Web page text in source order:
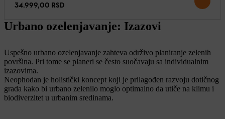
34.999,00 RSD
Urbano ozelenjavanje: Izazovi
Uspešno urbano ozelenjavanje zahteva održivo planiranje zelenih
površina. Pri tome se planeri se često suočavaju sa individualnim
izazovima.
Neophodan je holistički koncept koji je prilagođen razvoju dotičnog
grada kako bi urbano zelenilo moglo optimalno da utiče na klimu i
biodiverzitet u urbanim sredinama.